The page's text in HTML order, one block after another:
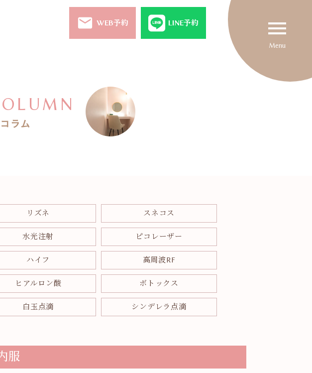
ラム
リズネ スネコス
水光注射 ピコレーザー
ハイフ 高周波RF
ヒアルロン酸 ボトックス
白玉点滴 シンデレラ点滴
服
email WEB予約 LINE予約 menu
Menu